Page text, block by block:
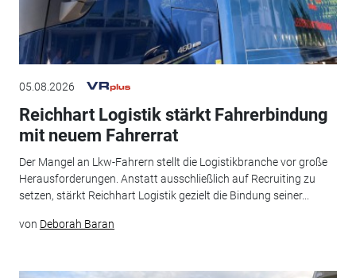
05.08.2026
Reichhart Logistik stärkt Fahrerbindung
mit neuem Fahrerrat
Der Mangel an Lkw-Fahrern stellt die Logistikbranche vor große
Herausforderungen. Anstatt ausschließlich auf Recruiting zu
setzen, stärkt Reichhart Logistik gezielt die Bindung seiner...
von Deborah Baran